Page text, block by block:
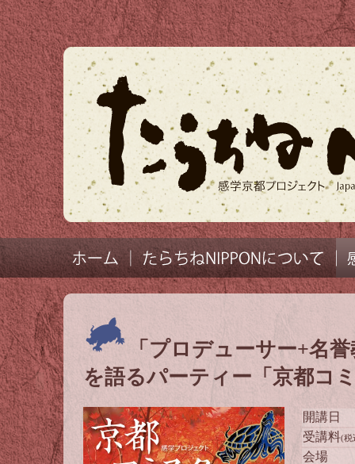
「プロデューサー+名
を語るパーティー「京都コ
開講日
受講料(税
会場